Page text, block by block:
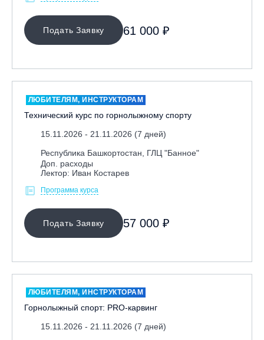
Детский инструктор
Лекторский сбор «В»
Лига мечты
Профессиональная переподготовка
РС Alpine slalom
РС freeskate
РС freestyle park
РС freestyle slalom
РС speed slalom
СБ фристайл-парк
Семинары и интенсивы
НАПРАВЛЕНИЕ
Подать Заявку 61 000 ₽
ЛЮБИТЕЛЯМ, ИНСТРУКТОРАМ
Технический курс по горнолыжному спорту
15.11.2026 - 21.11.2026 (7 дней)
Республика Башкортостан, ГЛЦ "Банное"
Доп. расходы
Лектор: Иван Костарев
Программа курса
Подать Заявку 57 000 ₽
ЛЮБИТЕЛЯМ, ИНСТРУКТОРАМ
Горнолыжный спорт: PRO-карвинг
15.11.2026 - 21.11.2026 (7 дней)